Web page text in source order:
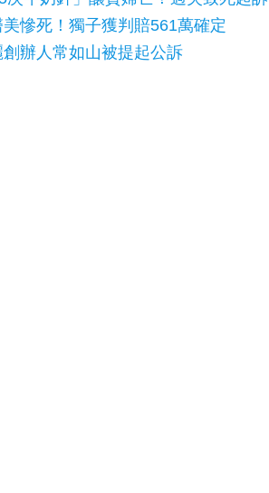
美慘死！獨子獲判賠561萬確定
辦人常如山被提起公訴